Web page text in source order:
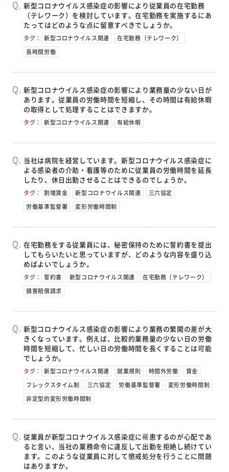
新型コロナウイルス感染症の影響により従業員の在宅勤務
（テレワーク）を検討しています。在宅勤務を実施するにあ
たってはどのような点に留意すべきでしょうか。
タグ： 新型コロナウイルス関連
在宅勤務（テレワーク）
長時間労働
新型コロナウイルス感染症の影響により業務量の少ない日が
あります。従業員の労働時間を短縮し、その時間は有給休暇
の取得として処理することはできますか。
タグ： 新型コロナウイルス関連 有給休暇
当社は病院を経営しています。新型コロナウイルス感染症に
よる感染者の介助・看護等のために従業員の労働時間を延長
したり、休日出勤させることはできるのでしょうか。
タグ： 割増賃金 新型コロナウイルス関連
三六協定
労働基準監督署
変形労働時間制
在宅勤務をする従業員には、秘密保持のために誓約書を提出
してもらいたいと思っていますが、どのような内容を盛り込
めばよいでしょうか。
タグ： 誓約書 新型コロナウイルス関連
在宅勤務（テレワーク）
損害賠償請求
新型コロナウイルス感染症の影響により業務の繁閑の差が大
きくなっています。例えば、比較的業務量の少ない日の労働
時間を短縮して、忙しい日の労働時間を長くすることは可能
でしょうか。
タグ： 新型コロナウイルス関連 就業規則 時間外労働
賃金
フレックスタイム制
三六協定 労働基準監督署
変形労働時間制
非定型的変形労働時間制
従業員が新型コロナウイルス感染症に罹患するのが心配であ
ると言い、当社の業務命令に違反して出勤を拒絶し続けてい
ます。このような従業員に対して懲戒処分を行うことに問題
はありますか。